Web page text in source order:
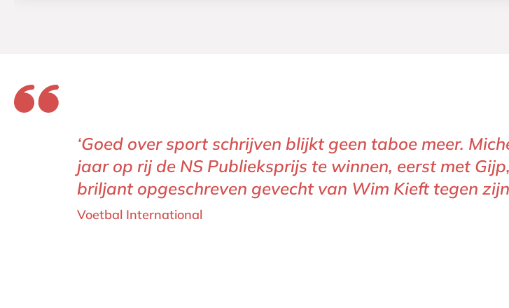
‘Goed over sport schrijven blijkt geen taboe meer.
jaar op rij de NS Publieksprijs te winnen, eerst met
briljant opgeschreven gevecht van Wim Kieft tegen
Voetbal International